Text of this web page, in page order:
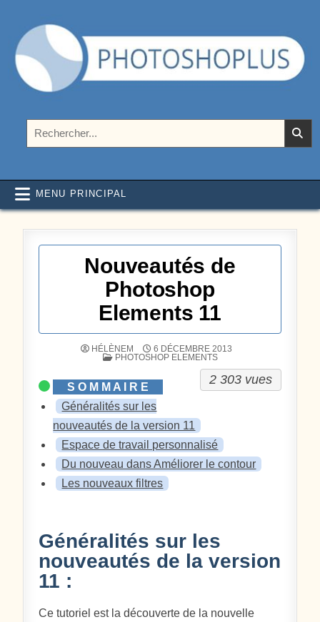
Photoshoplus
MENU PRINCIPAL
Nouveautés de
Photoshop
Elements 11
HÉLÈNEM 6 DÉCEMBRE 2013
POSTÉ DANS
PHOTOSHOP ELEMENTS
2 303 vues
Généralités sur les
nouveautés de la version 11
Espace de travail personnalisé
Du nouveau dans Améliorer le contour
Les nouveaux filtres
Généralités sur les
nouveautés de la version
11 :
Ce tutoriel est la découverte de la nouvelle